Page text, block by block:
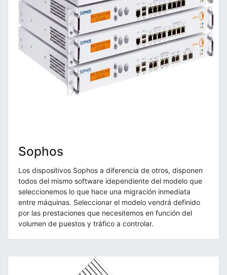
Sophos
Los dispositivos Sophos a diferencia de otros, disponen
todos del mismo software idependiente del modelo que
seleccionemos lo que hace una migración inmediata
entre máquinas. Seleccionar el modelo vendrá definido
por las prestaciones que necesitemos en función del
volumen de puestos y tráfico a controlar.